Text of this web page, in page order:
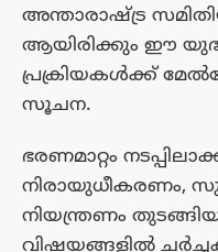
അന്താരാഷ്ട്ര
ആയിരിക്കും ഈ
പ്രക്രിയകൾക്ക്
സൂചന.
ഭരണമാറ്റം
നിരായുധീകരണം,
നിയന്ത്രണം
വിഷയങ്ങളിൽ